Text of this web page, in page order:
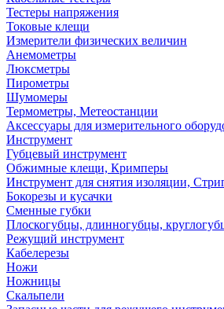
Тестеры напряжения
Токовые клещи
Измерители физических величин
Анемометры
Люксметры
Пирометры
Шумомеры
Термометры, Метеостанции
Аксессуары для измерительного
Инструмент
Губцевый инструмент
Обжимные клещи, Кримперы
Инструмент для снятия изоляции,
Бокорезы и кусачки
Сменные губки
Плоскогубцы, длинногубцы,
Режущий инструмент
Кабелерезы
Ножи
Ножницы
Скальпели